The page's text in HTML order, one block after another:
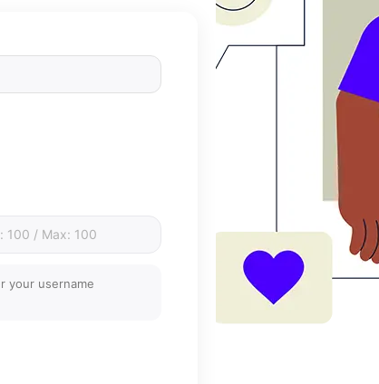
your username